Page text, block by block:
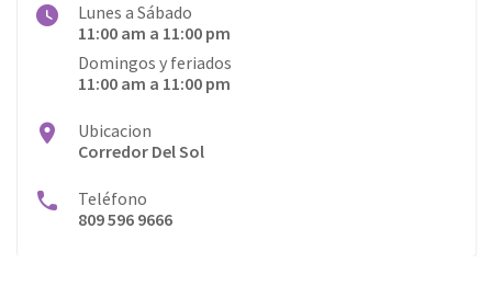
Lunes a Sábado
11:00 am a 11:00 pm
Domingos y feriados
11:00 am a 11:00 pm
Ubicacion
Corredor Del Sol
Teléfono
809 596 9666